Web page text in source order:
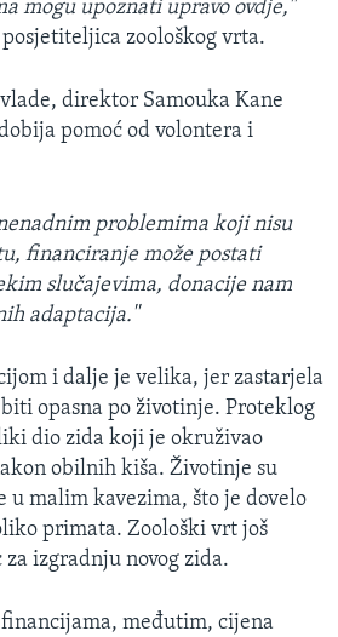
mogu upoznati upravo ovdje,''
zoološkog vrta.
direktor Samouka Kane
pomoć od volontera i
problemima koji nisu
financiranje može postati
slučajevima, donacije nam
adaptacija.''
i dalje je velika, jer zastarjela
opasna po životinje. Proteklog
dio zida koji je okruživao
obilnih kiša. Životinje su
u malim kavezima, što je dovelo
primata. Zoološki vrt još
izgradnju novog zida.
međutim, cijena